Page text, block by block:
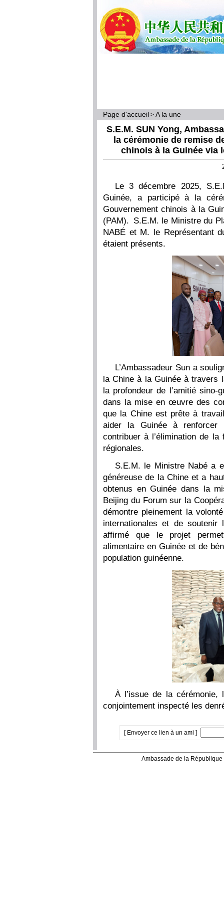
Page d'accueil > A la une
S.E.M. SUN Yong,
la cérémonie de remise
chinois à la Guinée via
Le 3 décembre 2025,
Guinée, a participé à la
Gouvernement chinois à la
(PAM). S.E.M. le Ministre du
NABÉ et M. le Représentant
étaient présents.
L’Ambassadeur Sun a
la Chine à la Guinée à travers
la profondeur de l’amitié sino-
dans la mise en œuvre des
que la Chine est prête à
aider la Guinée à renforcer
contribuer à l’élimination de
régionales.
S.E.M. le Ministre Nabé a
généreuse de la Chine et a
obtenus en Guinée dans la
Beijing du Forum sur la
démontre pleinement la
internationales et de soutenir
affirmé que le projet
alimentaire en Guinée et de
population guinéenne.
À l’issue de la cérémonie,
conjointement inspecté les
[ Envoyer ce lien à un ami ]
Ambassade de la